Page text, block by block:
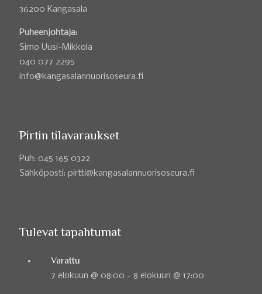
36200 Kangasala
Puheenjohtaja:
Simo Uusi-Mikkola
040 077 2295
info@kangasalannuorisoseura.fi
Pirtin tilavaraukset
Puh: 045 165 0322
Sähköposti: pirtti@kangasalannuorisoseura.fi
Tulevat tapahtumat
Varattu
7 elokuun @ 08:00 - 8 elokuun @ 17:00